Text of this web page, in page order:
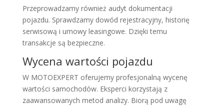
Przeprowadzamy również audyt dokumentacji
pojazdu. Sprawdzamy dowód rejestracyjny, historię
serwisową i umowy leasingowe. Dzięki temu
transakcje są bezpieczne.
Wycena wartości pojazdu
W MOTOEXPERT oferujemy profesjonalną wycenę
wartości samochodów. Eksperci korzystają z
zaawansowanych metod analizy. Biorą pod uwagę